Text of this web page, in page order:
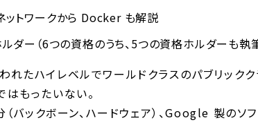
ットワークから Docker も解説
ダー（6つの資格のうち、5つの資格ホルダーも執
たハイレベルでワールドクラスのパブリックク
もったいない。
バックボーン、ハードウェア）、Google 製のソ